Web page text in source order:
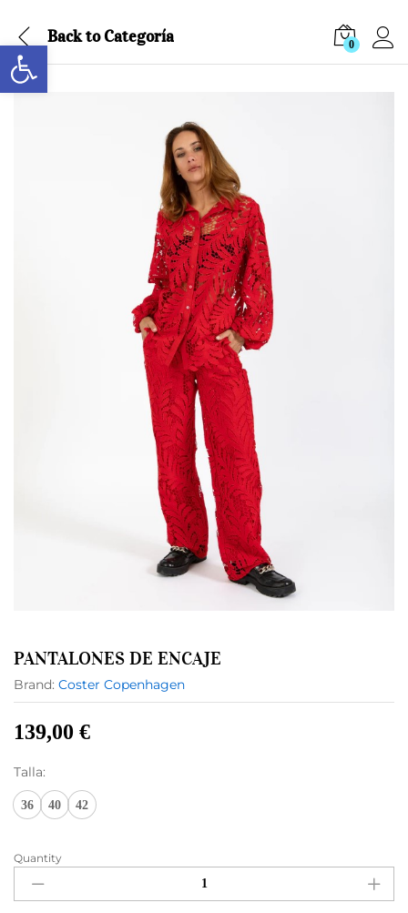
Abrir barra de herramientas Back toCategoría 0
PANTALONES DE ENCAJE
Brand: Coster Copenhagen
139,00 €
Talla:
36 40 42
Quantity